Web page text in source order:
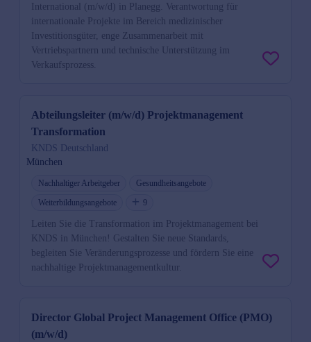
International (m/w/d) in Planegg. Verantwortung für
internationale Projekte im Bereich medizinischer
Investitionsgüter, enge Zusammenarbeit mit
Vertriebspartnern und technische Unterstützung im
Verkaufsprozess.
Abteilungsleiter (m/w/d) Projektmanagement
Transformation
KNDS Deutschland
München
Nachhaltiger Arbeitgeber
Gesundheitsangebote
Weiterbildungsangebote
9
Leiten Sie die Transformation im Projektmanagement bei
KNDS in München! Gestalten Sie neue Standards,
begleiten Sie Veränderungsprozesse und fördern Sie eine
nachhaltige Projektmanagementkultur.
Director Global Project Management Office (PMO)
(m/w/d)